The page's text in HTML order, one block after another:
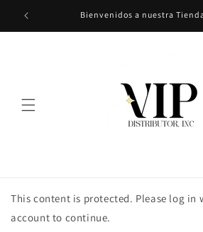
directamente
al contenido
Bienvenidos a nuestra
This content is protected. Please log in
account to continue.